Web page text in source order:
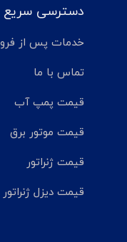
دسترسی سریع
خدمات پس از
تماس با ما
قیمت پمپ آب
قیمت موتور برق
قیمت ژنراتور
قیمت دیزل ژنراتور